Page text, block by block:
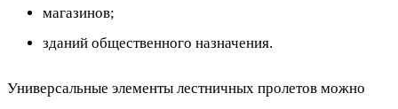
магазинов;
зданий общественного назначения.
Универсальные элементы лестничных пролетов можно